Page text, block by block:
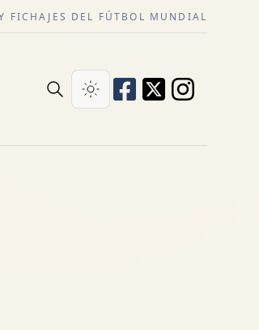
FICHAJES DEL FÚTBOL MUNDIAL